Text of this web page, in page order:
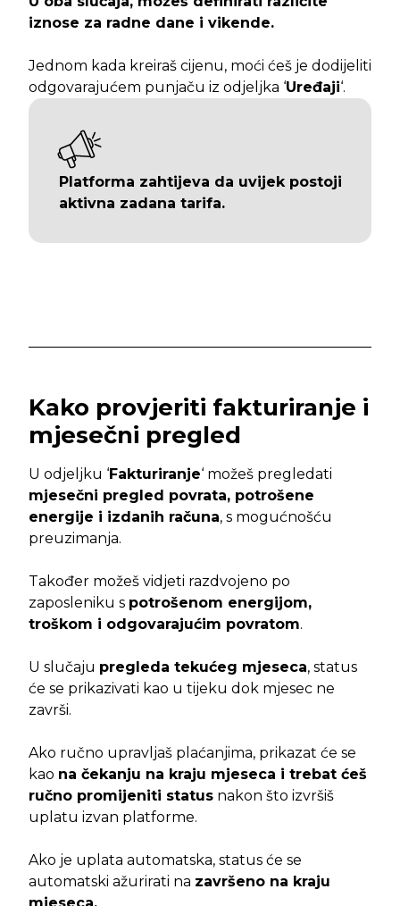
iznose za radne dane i vikende.
Jednom kada kreiraš cijenu, moći ćeš je dodijeliti
odgovarajućem punjaču iz odjeljka ‘Uređaji‘.
Platforma zahtijeva da uvijek postoji
aktivna zadana tarifa.
Kako provjeriti fakturiranje i
mjesečni pregled
U odjeljku ‘Fakturiranje‘ možeš pregledati
mjesečni pregled povrata, potrošene
energije i izdanih računa, s mogućnošću
preuzimanja.
Također možeš vidjeti razdvojeno po
zaposleniku s potrošenom energijom,
troškom i odgovarajućim povratom.
U slučaju pregleda tekućeg mjeseca, status
će se prikazivati kao u tijeku dok mjesec ne
završi.
Ako ručno upravljaš plaćanjima, prikazat će se
kao na čekanju na kraju mjeseca i trebat ćeš
ručno promijeniti status nakon što izvršiš
uplatu izvan platforme.
Ako je uplata automatska, status će se
automatski ažurirati na završeno na kraju